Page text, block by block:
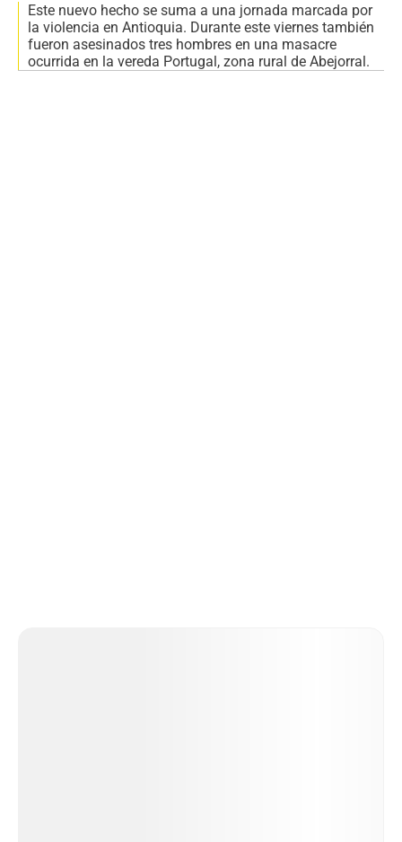
Este nuevo hecho se suma a una jornada marcada por
la violencia en Antioquia. Durante este viernes también
fueron asesinados tres hombres en una masacre
ocurrida en la vereda Portugal, zona rural de Abejorral.